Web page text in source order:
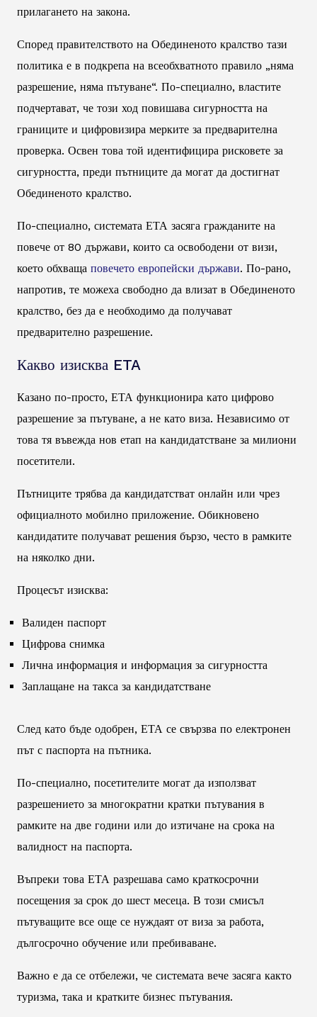
прилагането на закона.
Според правителството на Обединеното кралство тази
политика е в подкрепа на всеобхватното правило „няма
разрешение, няма пътуване“. По-специално, властите
подчертават, че този ход повишава сигурността на
границите и цифровизира мерките за предварителна
проверка. Освен това той идентифицира рисковете за
сигурността, преди пътниците да могат да достигнат
Обединеното кралство.
По-специално, системата ЕТА засяга гражданите на
повече от 80 държави, които са освободени от визи,
което обхваща повечето европейски държави. По-рано,
напротив, те можеха свободно да влизат в Обединеното
кралство, без да е необходимо да получават
предварително разрешение.
Какво изисква ETA
Казано по-просто, ЕТА функционира като цифрово
разрешение за пътуване, а не като виза. Независимо от
това тя въвежда нов етап на кандидатстване за милиони
посетители.
Пътниците трябва да кандидатстват онлайн или чрез
официалното мобилно приложение. Обикновено
кандидатите получават решения бързо, често в рамките
на няколко дни.
Процесът изисква:
Валиден паспорт
Цифрова снимка
Лична информация и информация за сигурността
Заплащане на такса за кандидатстване
След като бъде одобрен, ЕТА се свързва по електронен
път с паспорта на пътника.
По-специално, посетителите могат да използват
разрешението за многократни кратки пътувания в
рамките на две години или до изтичане на срока на
валидност на паспорта.
Въпреки това ЕТА разрешава само краткосрочни
посещения за срок до шест месеца. В този смисъл
пътуващите все още се нуждаят от виза за работа,
дългосрочно обучение или пребиваване.
Важно е да се отбележи, че системата вече засяга както
туризма, така и кратките бизнес пътувания.